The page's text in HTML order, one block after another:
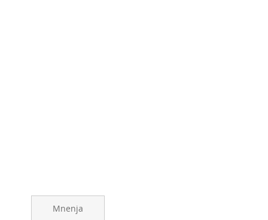
na
začetekMnenja